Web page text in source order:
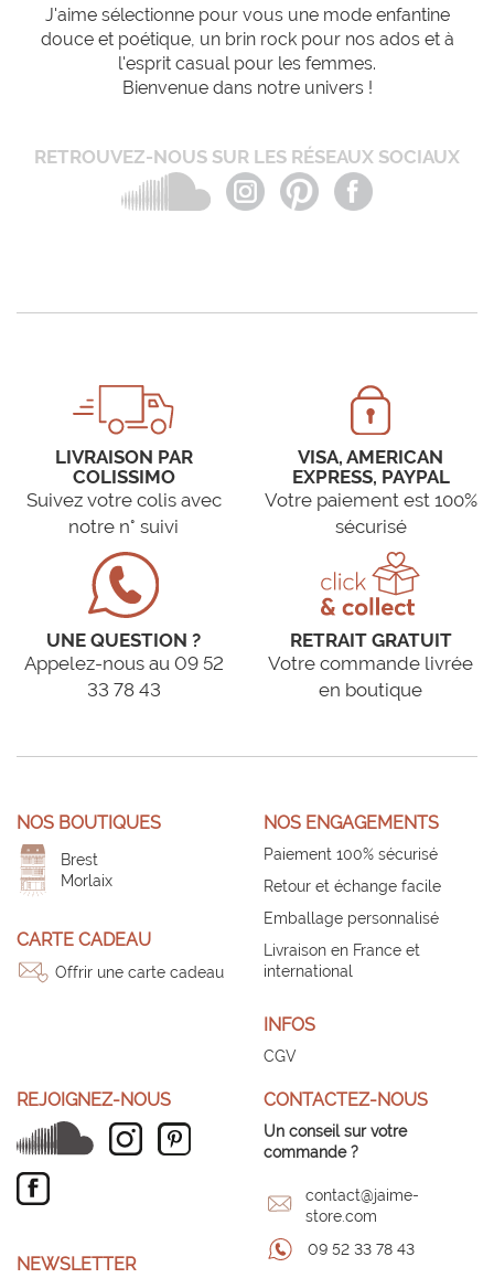
J'aime sélectionne pour vous une mode enfantine
douce et poétique, un brin rock pour nos ados et à
l'esprit casual pour les femmes.
Bienvenue dans notre univers !
RETROUVEZ-NOUS SUR LES RÉSEAUX SOCIAUX
LIVRAISON PAR
COLISSIMO
Suivez votre colis avec
notre n° suivi
VISA, AMERICAN
EXPRESS, PAYPAL
Votre paiement est 100%
sécurisé
UNE QUESTION ?
Appelez-nous au 09 52
33 78 43
RETRAIT GRATUIT
Votre commande livrée
en boutique
NOS BOUTIQUES
Brest
Morlaix
CARTE CADEAU
Offrir une carte cadeau
NOS ENGAGEMENTS
Paiement 100% sécurisé
Retour et échange facile
Emballage personnalisé
Livraison en France et
international
INFOS
CGV
REJOIGNEZ-NOUS
NEWSLETTER
CONTACTEZ-NOUS
Un conseil sur votre
commande ?
contact@jaime-
store.com
09 52 33 78 43